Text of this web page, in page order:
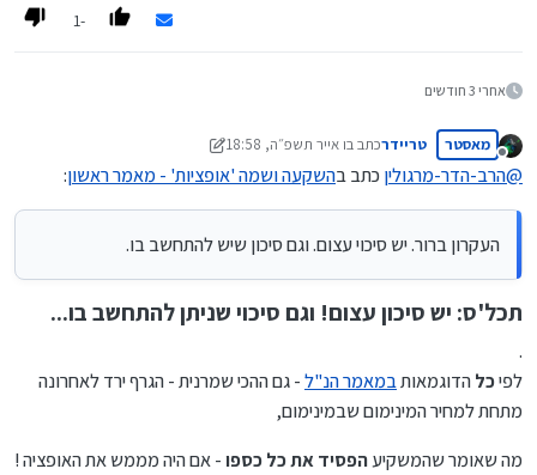
-1
אחרי 3 חודשים
מנותק
מאסטר טריידרכתב בו אייר תשפ״ה, 18:58
נערך לאחרונה על ידי טריידרז ניסן תשפ״ה, 20:06
@הרב-הדר-מרגוליןכתב בהשקעה ושמה 'אופציות' - מאמר ראשון:
העקרון ברור. יש סיכוי עצום. וגם סיכון שיש להתחשב בו.
תכל'ס: יש סיכון עצום! וגם סיכוי שניתן להתחשב בו...
.
לפיכלהדוגמאותבמאמר הנ"ל- גם ההכי שמרנית - הגרף ירד לאחרונה
מתחת למחיר המינימום שבמינימום,
מה שאומר שהמשקיעהפסיד את כל כספו- אם היה מממש את האופציה !